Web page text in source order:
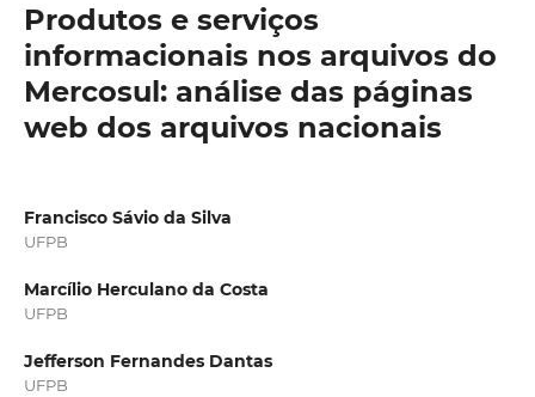
Produtos e serviços
informacionais nos arquivos do
Mercosul: análise das páginas
web dos arquivos nacionais
Francisco Sávio da Silva
UFPB
Marcílio Herculano da Costa
UFPB
Jefferson Fernandes Dantas
UFPB